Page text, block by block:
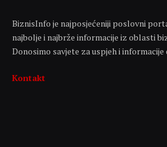
BiznisInfo je najposjećeniji poslovni
najbolje i najbrže informacije iz oblasti
Donosimo savjete za uspjeh i informacije
Kontakt